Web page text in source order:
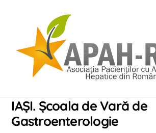
IAȘI. Școala de Vară de
Gastroenterologie